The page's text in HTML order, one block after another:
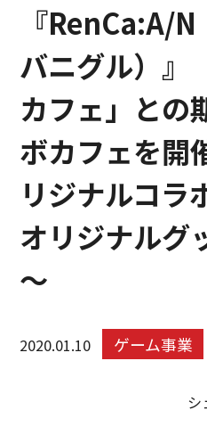
『RenCa:A/
バニグル）』
カフェ」との
ボカフェを開
リジナルコラ
オリジナルグ
～
2020.01.10 ゲーム事業
シ